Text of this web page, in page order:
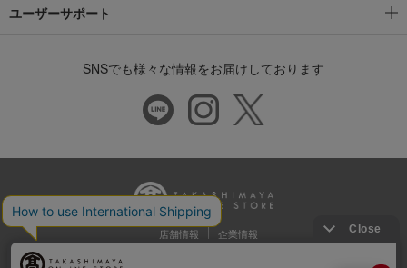
ユーザーサポート
SNSでも様々な情報をお届けしております
店舗情報 企業情報